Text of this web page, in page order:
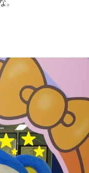
。